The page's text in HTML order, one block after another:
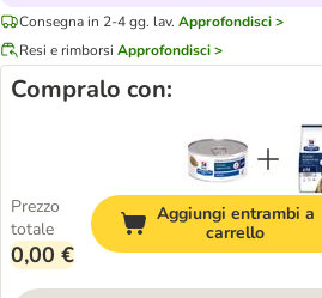
Consegna in 2-4 gg. lav. Approfondisci >
Resi e rimborsi Approfondisci >
Compralo con:
Prezzo
totale
0,00 €
Aggiungi entrambi a
carrello